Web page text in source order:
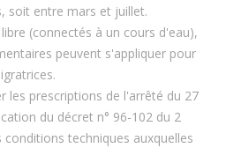
soit entre mars et juillet.
(connectés à un cours d'eau),
peuvent s'appliquer pour
les prescriptions de l'arrêté du 27
du décret n° 96-102 du 2
techniques auxquelles